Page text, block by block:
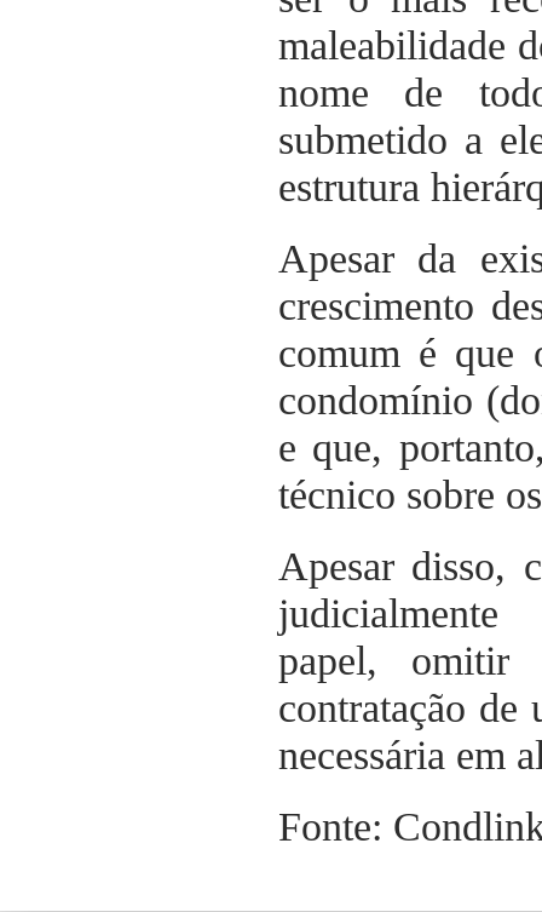
maleabilidade
nome de
submetido a
estrutura
Apesar da
crescimento
comum é que
condomínio
e que,
técnico sobre
Apesar disso,
papel, omitir
contratação de
necessária em
Fonte: